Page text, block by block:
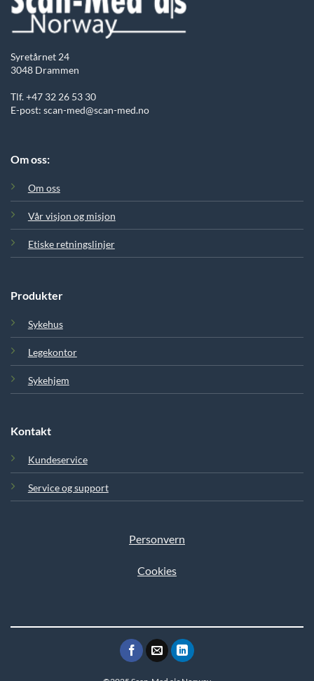
Syretårnet 24
3048 Drammen
Tlf. +47 32 26 53 30
E-post: scan-med@scan-med.no
Om oss:
Om oss
Vår visjon og misjon
Etiske retningslinjer
Produkter
Sykehus
Legekontor
Sykehjem
Kontakt
Kundeservice
Service og support
Personvern
Cookies